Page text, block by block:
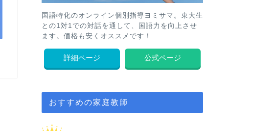
国語特化のオンライン個別指導ヨミサマ。東大生
との1対1での対話を通して、国語力を向上させ
ます。価格も安くオススメです！
詳細ページ 公式ページ
おすすめの家庭教師